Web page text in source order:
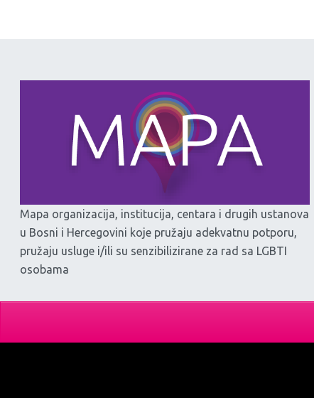
Mapa organizacija, institucija, centara i drugih ustanova
u Bosni i Hercegovini koje pružaju adekvatnu potporu,
pružaju usluge i/ili su senzibilizirane za rad sa LGBTI
osobama